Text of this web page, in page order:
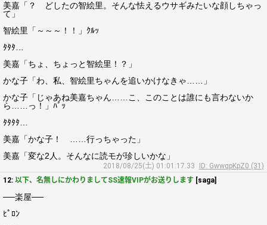
美嘉「？ どしたの智絵里。そんな怯えるウサギみたいな顔しちゃっ
て」
智絵里「～～～！！」ｸﾙｯ
ﾀﾀﾀ…
美嘉「ちょ、ちょっと智絵里！？」
かな子「わ、私、智絵里ちゃんを追いかけなきゃ……」
かな子「じゃあね美嘉ちゃん……こ、このことは誰にも言わないか
ら……っ！」ﾊﾞｯ
ﾀﾀﾀﾀ…
美嘉「かな子！ ……行っちゃった」
美嘉「変な2人。そんなに読モが珍しいかな」
2018/08/25(土) 01:01:17.33
ID: GwwqpKpZ0 (31)
12: 以下、名無しにかわりましてSS速報VIPがお送りします [saga]
──楽屋──
ﾋﾟﾛﾝ